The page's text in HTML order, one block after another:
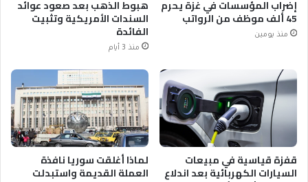
إضراب المؤسسات في غزة يحرم
45 ألف موظف من الرواتب
منذ يومين
هبوط الذهب بعد صعود عوائد
السندات الأمريكية وتثبيت
الفائدة
منذ 3 أيام
قفزة قياسية في مبيعات
السيارات الكهربائية بعد اندلاع
لماذا أغلقت سوريا نافذة
العملة القديمة واستبدلت